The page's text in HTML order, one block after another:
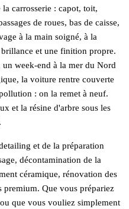
carrosserie : capot, toit,
de roues, bas de caisse,
à la main soigné, à la
et une finition propre.
week-end à la mer du Nord
la voiture rentre couverte
: on la remet à neuf.
et la résine d'arbre sous les
et de la préparation
décontamination de la
céramique, rénovation des
premium. Que vous prépariez
que vous vouliez simplement